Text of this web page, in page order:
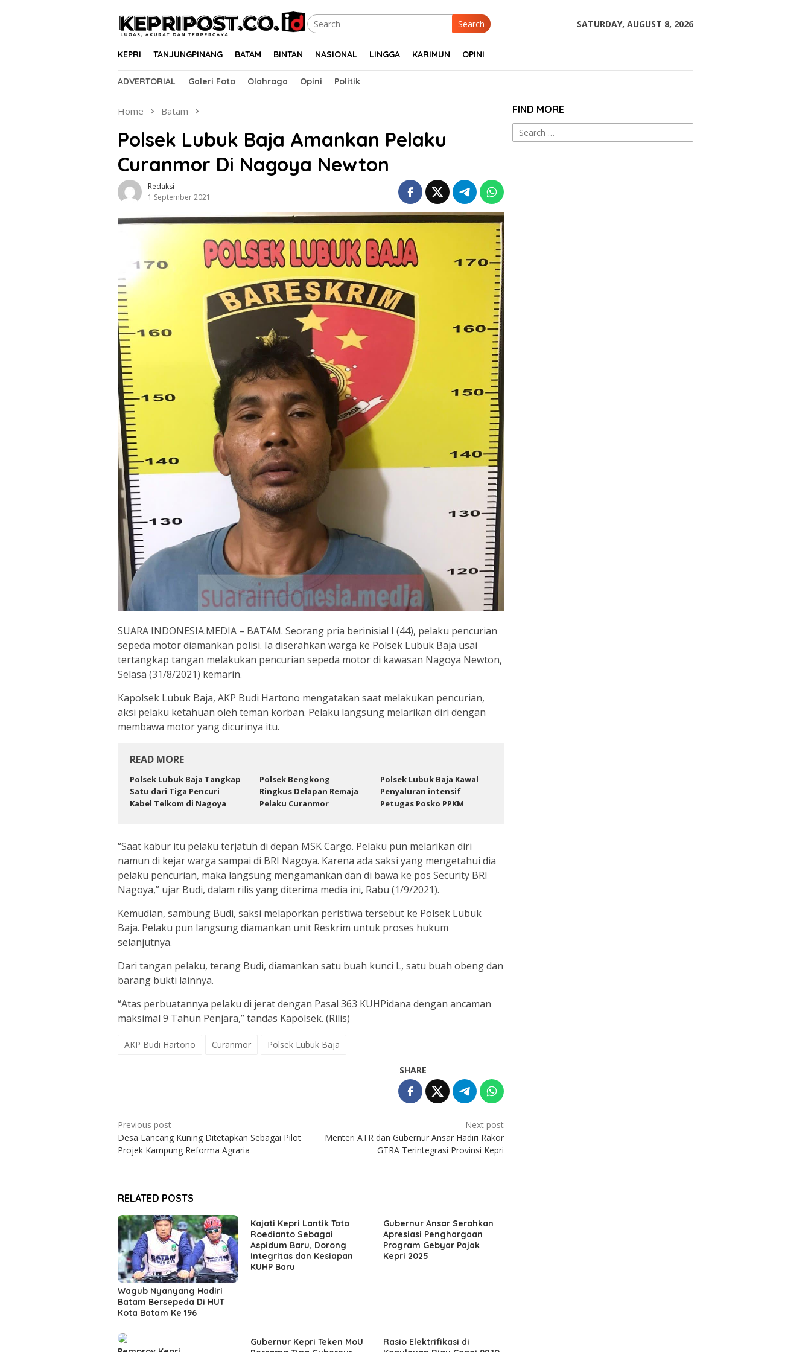
Search SATURDAY, AUGUST 8, 2026
KEPRI TANJUNGPINANG BATAM BINTAN NASIONAL LINGGA KARIMUN OPINI
ADVERTORIAL Galeri Foto Olahraga Opini Politik
Home Batam
Polsek Lubuk Baja Amankan Pelaku
Curanmor Di Nagoya Newton
Redaksi
1 September 2021
SUARA INDONESIA.MEDIA – BATAM. Seorang pria berinisial I (44), pelaku pencurian
sepeda motor diamankan polisi. Ia diserahkan warga ke Polsek Lubuk Baja usai
tertangkap tangan melakukan pencurian sepeda motor di kawasan Nagoya Newton,
Selasa (31/8/2021) kemarin.
Kapolsek Lubuk Baja, AKP Budi Hartono mengatakan saat melakukan pencurian,
aksi pelaku ketahuan oleh teman korban. Pelaku langsung melarikan diri dengan
membawa motor yang dicurinya itu.
READ MORE
Polsek Lubuk Baja Tangkap
Satu dari Tiga Pencuri
Kabel Telkom di Nagoya
Polsek Bengkong
Ringkus Delapan Remaja
Pelaku Curanmor
Polsek Lubuk Baja Kawal
Penyaluran intensif
Petugas Posko PPKM
“Saat kabur itu pelaku terjatuh di depan MSK Cargo. Pelaku pun melarikan diri
namun di kejar warga sampai di BRI Nagoya. Karena ada saksi yang mengetahui dia
pelaku pencurian, maka langsung mengamankan dan di bawa ke pos Security BRI
Nagoya,” ujar Budi, dalam rilis yang diterima media ini, Rabu (1/9/2021).
Kemudian, sambung Budi, saksi melaporkan peristiwa tersebut ke Polsek Lubuk
Baja. Pelaku pun langsung diamankan unit Reskrim untuk proses hukum
selanjutnya.
Dari tangan pelaku, terang Budi, diamankan satu buah kunci L, satu buah obeng dan
barang bukti lainnya.
“Atas perbuatannya pelaku di jerat dengan Pasal 363 KUHPidana dengan ancaman
maksimal 9 Tahun Penjara,” tandas Kapolsek. (Rilis)
AKP Budi Hartono Curanmor Polsek Lubuk Baja
SHARE
Post
navigation
Previous post
Desa Lancang Kuning Ditetapkan Sebagai Pilot
Projek Kampung Reforma Agraria
Next post
Menteri ATR dan Gubernur Ansar Hadiri Rakor
GTRA Terintegrasi Provinsi Kepri
RELATED POSTS
Wagub Nyanyang Hadiri
Batam Bersepeda Di HUT
Kota Batam Ke 196
Kajati Kepri Lantik Toto
Roedianto Sebagai
Aspidum Baru, Dorong
Integritas dan Kesiapan
KUHP Baru
Gubernur Ansar Serahkan
Apresiasi Penghargaan
Program Gebyar Pajak
Kepri 2025
Gubernur Kepri Teken MoU
Rasio Elektrifikasi di
FIND MORE
Search
for: